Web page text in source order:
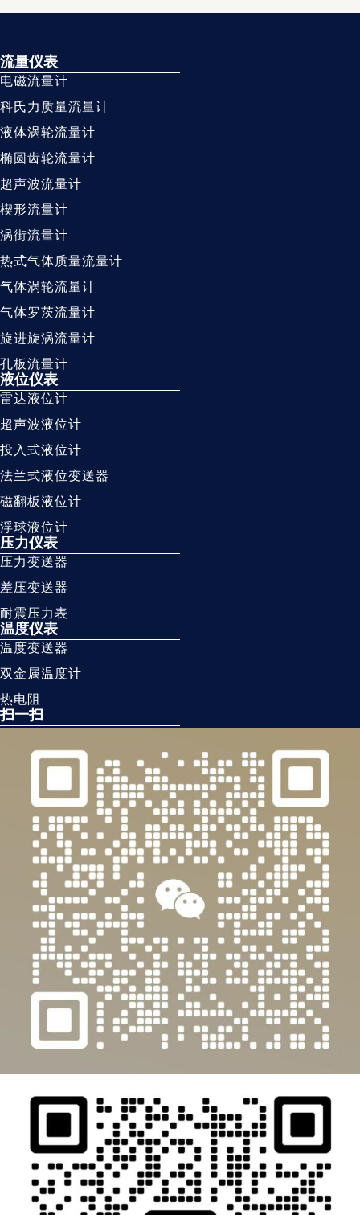
流量仪表
电磁流量计
科氏力质量流量计
液体涡轮流量计
椭圆齿轮流量计
超声波流量计
楔形流量计
涡街流量计
热式气体质量流量计
气体涡轮流量计
气体罗茨流量计
旋进旋涡流量计
孔板流量计
液位仪表
雷达液位计
超声波液位计
投入式液位计
法兰式液位变送器
磁翻板液位计
浮球液位计
压力仪表
压力变送器
差压变送器
耐震压力表
温度仪表
温度变送器
双金属温度计
热电阻
扫一扫